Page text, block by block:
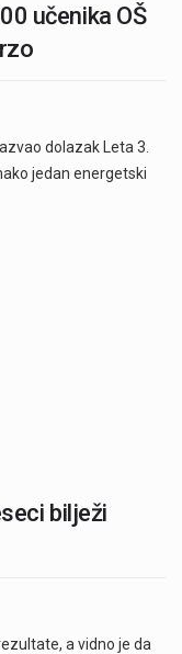
učenika OŠ
dolazak Leta 3.
jedan energetski
bilježi
a vidno je da